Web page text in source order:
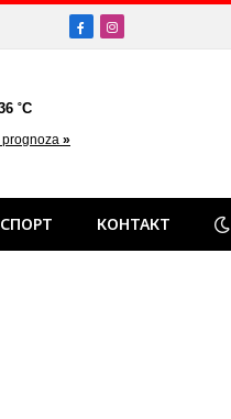
FacebookInstagram
СПОРТ КОНТАКТ